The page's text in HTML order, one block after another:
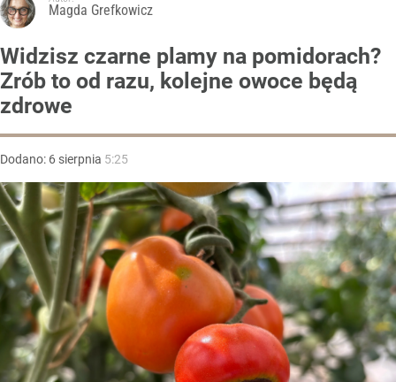
Magda Grefkowicz
Widzisz czarne plamy na pomidorach?
Zrób to od razu, kolejne owoce będą
zdrowe
Dodano: 6 sierpnia 5:25